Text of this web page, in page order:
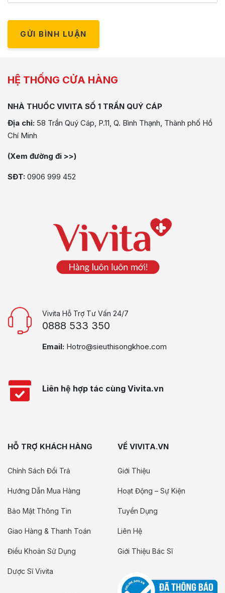
GỬI BÌNH LUẬN
HỆ THỐNG CỬA HÀNG
NHÀ THUỐC VIVITA SỐ 1 TRẦN QUÝ CÁP
Địa chỉ: 58 Trần Quý Cáp, P.11, Q. Bình Thạnh, Thành phố Hồ
Chí Minh
(Xem đường đi >>)
SĐT: 0906 999 452
Vivita Hỗ Trợ Tư Vấn 24/7
0888 533 350
Email: Hotro@sieuthisongkhoe.com
Liên hệ hợp tác cùng Vivita.vn
HỖ TRỢ KHÁCH HÀNG
Chính Sách Đổi Trả
Hướng Dẫn Mua Hàng
Bảo Mật Thông Tin
Giao Hàng & Thanh Toán
Điều Khoản Sử Dụng
Dược Sĩ Vivita
VỀ VIVITA.VN
Giới Thiệu
Hoạt Động – Sự Kiện
Tuyển Dụng
Liên Hệ
Giới Thiệu Bác Sĩ